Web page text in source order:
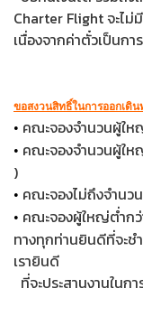
Charter Flight จะไ
เนื่องจากค่าตั๋วเป็นก
ขอสงวนสิทธิ์ในการออกเดิน
• คณะจองจำนวนผู้ให
• คณะจองจำนวนผู้ให
)
• คณะจองไม่ถึงจำนว
• คณะจองผู้ใหญ่ต่ำก
ทางทุกท่านยินดีที่จะช
เรายินดี
ที่จะประสานงานในก